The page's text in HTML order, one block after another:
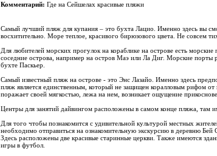
Комментарий: Где на Сейшелах красивые пляжи
Самый лучший пляж для купания – это бухта Лацио. Именно здесь вы
восхитительно. Море теплое, красивого бирюзового цвета. Не совсем
Для любителей морских прогулок на кораблике на острове есть
соседние острова, например на остров Маэ или Ла Диг. Морские
бухте Паскьер.
Самый известный пляж на острове - это Энс Лазайо. Именно здесь
пляж является единственным, который не защищен коралловым рифом
поражает своей мягкостью, лежа на нем, возникает ощущение
Центры для занятий дайвингом расположены в самом конце пляжа, там
Для того чтобы познакомится с удивительной культурой местных
необходимо отправиться на ознакомительную экскурсию в деревню
Здесь расположены две красивые старинные церкви. Также имеются
игры в футбол.